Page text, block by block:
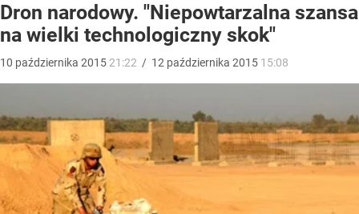
Dron narodowy. "Niepowtarzalna szansa
na wielki technologiczny skok"
10 października 2015 21:22 / 12 października 2015 15:08